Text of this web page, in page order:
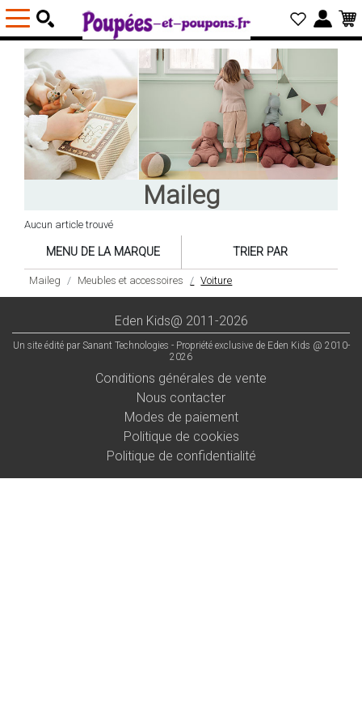
Maileg
Aucun article trouvé
MENU DE LA MARQUE TRIER PAR
Maileg Meubles et accessoires Voiture
Eden Kids@ 2011-2026
Un site édité par Sanant Technologies - Propriété exclusive de Eden Kids @ 2010-
2026
Conditions générales de vente
Nous contacter
Modes de paiement
Politique de cookies
Politique de confidentialité